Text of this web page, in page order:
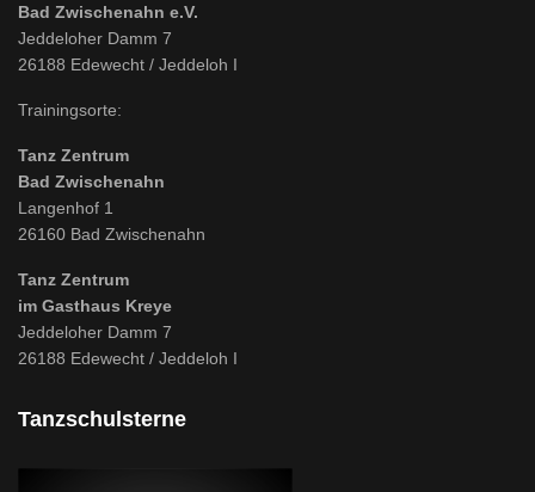
Bad Zwischenahn e.V.
Jeddeloher Damm 7
26188 Edewecht / Jeddeloh I
Trainingsorte:
Tanz Zentrum
Bad Zwischenahn
Langenhof 1
26160 Bad Zwischenahn
Tanz Zentrum
im Gasthaus Kreye
Jeddeloher Damm 7
26188 Edewecht / Jeddeloh I
Tanzschulsterne